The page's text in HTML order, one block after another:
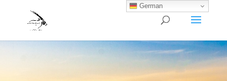
German